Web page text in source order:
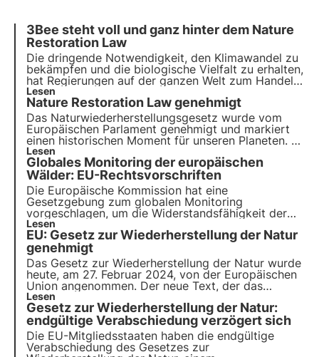
3Bee steht voll und ganz hinter dem Nature
Restoration Law
Die dringende Notwendigkeit, den Klimawandel zu
bekämpfen und die biologische Vielfalt zu erhalten,
hat Regierungen auf der ganzen Welt zum Handeln
veranlasst. Heute stimmt die EU über das Gesetz
"Nature Restoration Law" ab, das auf die
Wiederherstellung unserer natürlichen Ökosysteme
abzielt.
Lesen
Nature Restoration Law genehmigt
Das Naturwiederherstellungsgesetz wurde vom
Europäischen Parlament genehmigt und markiert
einen historischen Moment für unseren Planeten. Es
handelt sich um ein wichtiges Gesetz zur
Unterstützung der EU-Biodiversitätsstrategie
2030, das bedeutende Ziele setzt.
Lesen
Globales Monitoring der europäischen
Wälder: EU-Rechtsvorschriften
Die Europäische Kommission hat eine
Gesetzgebung zum globalen Monitoring
vorgeschlagen, um die Widerstandsfähigkeit der
europäischen Wälder zu erhöhen. Was ist das Ziel
des vorgeschlagenen Gesetzes und wie wird es
sich auf den Kampf gegen den Klimawandel und
den Verlust der biologischen Vielfalt auswirken?
Lesen
EU: Gesetz zur Wiederherstellung der Natur
genehmigt
Das Gesetz zur Wiederherstellung der Natur wurde
heute, am 27. Februar 2024, von der Europäischen
Union angenommen. Der neue Text, der das
Ergebnis eines langen Verhandlungsprozesses
zwischen den europäischen Institutionen ist, fand
breite Zustimmung. In diesem Artikel erfahren Sie
alle Einzelheiten und die nächsten Schritte.
Lesen
Gesetz zur Wiederherstellung der Natur:
endgültige Verabschiedung verzögert sich
Die EU-Mitgliedsstaaten haben die endgültige
Verabschiedung des Gesetzes zur